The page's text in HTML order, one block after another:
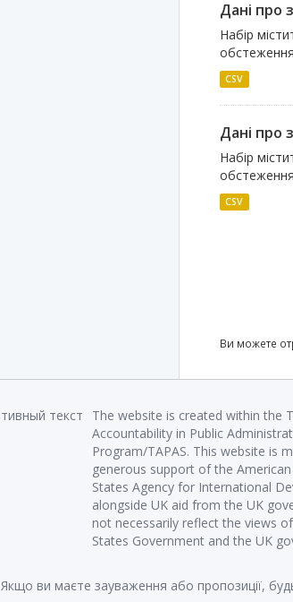
Дані про
Набір
CSV
Дані про
Набір
CSV
Ви можете
The website is created within the
Accountability in Public
Program/TAPAS. This website is
generous support of the
States Agency for International
alongside UK aid from the UK
not necessarily reflect the views
States Government and the UK
Якщо ви маєте зауваження або пропозиції,